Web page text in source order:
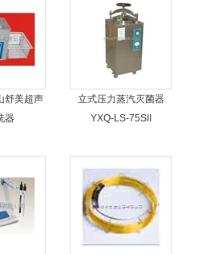
舒美超声
器
立式压力蒸汽灭菌器
YXQ-LS-75SII